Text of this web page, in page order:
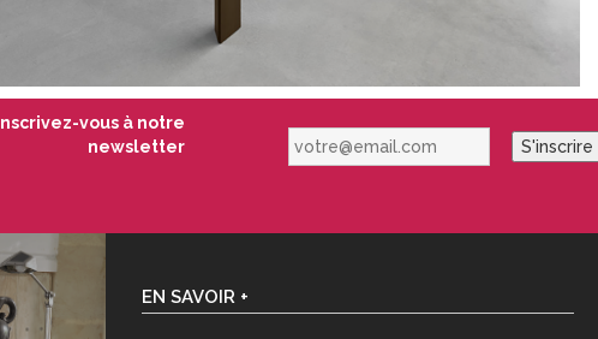
Inscrivez-vous à notre
newsletter
votre@email.com S'inscrire
EN SAVOIR +